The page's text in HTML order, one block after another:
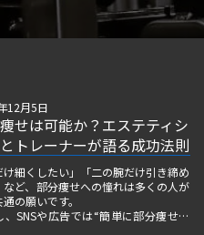
せは可能か？エステティシ
トレーナーが語る成功法則
12月5日
け細くしたい」「二の腕だけ引き締め
など、部分痩せへの憧れは多くの人が
の願いです。
、SNSや広告では“簡単に部分痩せで